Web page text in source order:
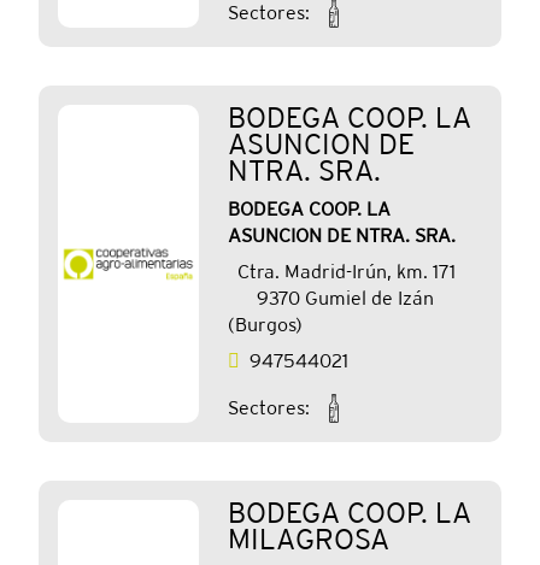
Sectores:
BODEGA COOP. LA
ASUNCION DE
NTRA. SRA.
BODEGA COOP. LA
ASUNCION DE NTRA. SRA.
Ctra. Madrid-Irún, km. 171
9370 Gumiel de Izán
(Burgos)
947544021
Sectores:
BODEGA COOP. LA
MILAGROSA